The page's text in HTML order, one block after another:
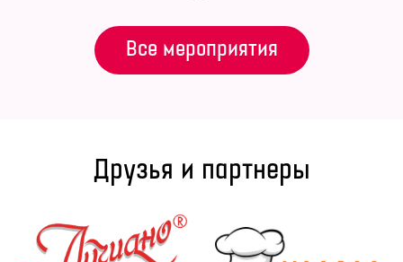
Все мероприятия
Друзья и партнеры